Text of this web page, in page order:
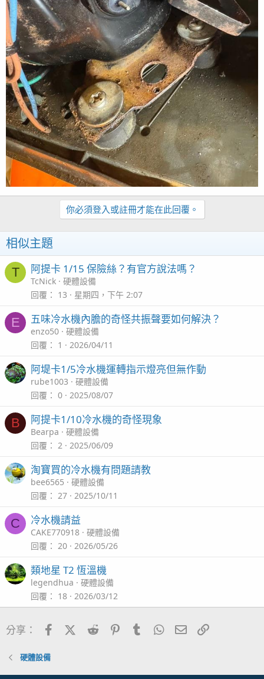
你必須登入或註冊才能在此回覆。
相似主題
T 阿提卡 1/15 保險絲？有官方說法嗎？
TcNick
硬體設備
回覆
13 星期四，下午 2:07
E 五味冷水機內膽的奇怪共振聲要如何解決？
enzo50
硬體設備
回覆
1 2026/04/11
阿堤卡1/5冷水機運轉指示燈亮但無作動
rube1003
硬體設備
回覆
0 2025/08/07
B 阿提卡1/10冷水機的奇怪現象
Bearpa
硬體設備
回覆
2 2025/06/09
淘寶買的冷水機有問題請教
bee6565
硬體設備
回覆
27 2025/10/11
C 冷水機請益
CAKE770918
硬體設備
回覆
20 2026/05/26
類地星 T2 恆溫機
legendhua
硬體設備
回覆
18 2026/03/12
分享： FacebookX (Twitter)
Reddit PinterestTumblrWhatsApp電子郵件
硬體設備